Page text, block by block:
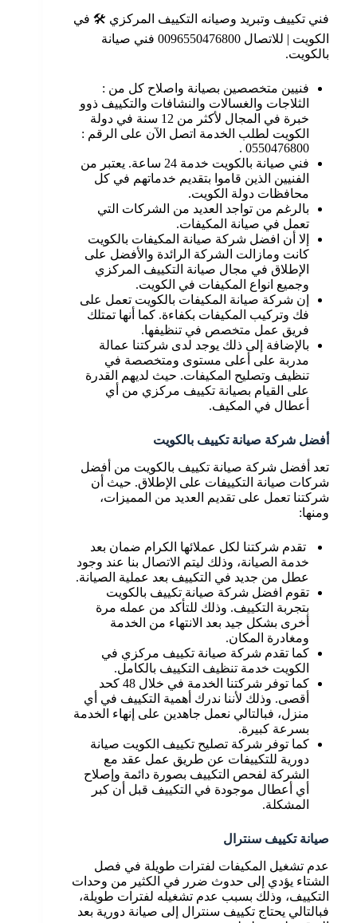
فني تكييف وتبريد وصيانه التكييف المركزي 🛠 في
الكويت | للاتصال 0096550476800 فني صيانة
بالكويت.
فنيين متخصصين بصيانة واصلاح كل من :
الثلاجات والغسالات والنشافات والتكييف ذوو
خبرة في المجال لأكثر من 12 سنة في دولة
الكويت لطلب الخدمة اتصل الآن على الرقم :
0550476800 .
فني صيانة بالكويت خدمة 24 ساعة. يعتبر من
الفنيين الذين قاموا بتقديم خدماتهم في كل
محافظات دولة الكويت.
بالرغم من تواجد العديد من الشركات التي
تعمل في صيانة المكيفات.
إلا أن افضل شركة صيانة المكيفات بالكويت
كانت ومازالت الشركة الرائدة والأفضل على
الإطلاق في مجال صيانة التكييف المركزي
وجميع انواع المكيفات في الكويت.
إن شركة صيانة المكيفات بالكويت تعمل على
فك وتركيب المكيفات بكفاءة. كما أنها تمتلك
فريق عمل متخصص في تنظيفها.
بالإضافة إلى ذلك يوجد لدى شركتنا عمالة
مدربة على أعلى مستوى ومتخصصة في
تنظيف وتصليح المكيفات. حيث لديهم القدرة
على القيام بصيانة تكييف مركزي من أي
أعطال في المكيف.
أفضل شركة صيانة تكييف بالكويت
تعد أفضل شركة صيانة تكييف بالكويت من أفضل
شركات صيانة التكييفات على الإطلاق. حيث أن
شركتنا تعمل على تقديم العديد من المميزات،
ومنها:
تقدم شركتنا لكل عملائها الكرام ضمان بعد
خدمة الصيانة، وذلك ليتم الاتصال بنا عند وجود
عطل من جديد في التكييف بعد عملية الصيانة.
تقوم افضل شركة صيانة تكييف بالكويت
بتجربة التكييف. وذلك للتأكد من عمله مرة
أخرى بشكل جيد بعد الانتهاء من الخدمة
ومغادرة المكان.
كما تقدم شركة صيانة تكييف مركزي في
الكويت خدمة تنظيف التكييف بالكامل.
كما توفر شركتنا الخدمة في خلال 48 كحد
أقصى. وذلك لأننا ندرك أهمية التكييف في أي
منزل، فبالتالي نعمل جاهدين على إنهاء الخدمة
بسرعة كبيرة.
كما توفر شركة تصليح تكييف الكويت صيانة
دورية للتكييفات عن طريق عمل عقد مع
الشركة لفحص التكييف بصورة دائمة وإصلاح
أي أعطال موجودة في التكييف قبل أن كبر
المشكلة.
صيانة تكييف سنترال
عدم تشغيل المكيفات لفترات طويلة في فصل
الشتاء يؤدي إلى حدوث ضرر في الكثير من وحدات
التكييف، وذلك بسبب عدم تشغيله لفترات طويلة،
فبالتالي يحتاج تكييف سنترال إلى صيانة دورية بعد